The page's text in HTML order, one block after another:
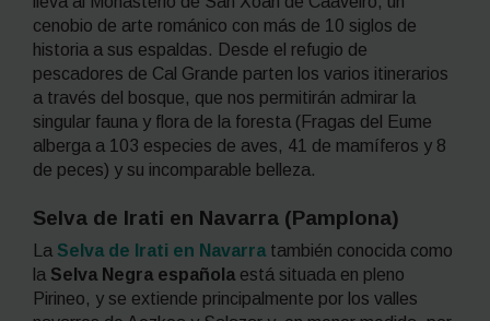
cenobio de arte románico con más de 10 siglos de
historia a sus espaldas. Desde el refugio de
pescadores de Cal Grande parten los varios itinerarios
a través del bosque, que nos permitirán admirar la
singular fauna y flora de la foresta (Fragas del Eume
alberga a 103 especies de aves, 41 de mamíferos y 8
de peces) y su incomparable belleza.
Selva de Irati en Navarra (Pamplona)
La Selva de Irati en Navarra también conocida como
la Selva Negra española está situada en pleno
Pirineo, y se extiende principalmente por los valles